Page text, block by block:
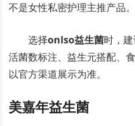
不是女性私密护理主推产品。
选择onlso益生菌时，
活菌数标注、益生元搭配、
以官方渠道展示为准。
美嘉年益生菌